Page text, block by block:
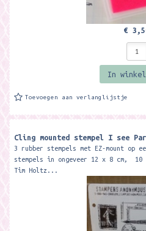
€
In
Toevoegen aan verlanglijstje
Cling mounted stempel I see
3 rubber stempels met EZ-mount op
stempels in ongeveer 12 x 8 cm,
Tim Holtz...